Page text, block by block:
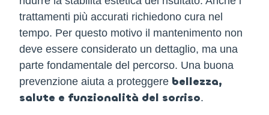
trattamenti più accurati richiedono cura nel
tempo. Per questo motivo il mantenimento non
deve essere considerato un dettaglio, ma una
parte fondamentale del percorso. Una buona
prevenzione aiuta a proteggere bellezza,
salute e funzionalità del sorriso.